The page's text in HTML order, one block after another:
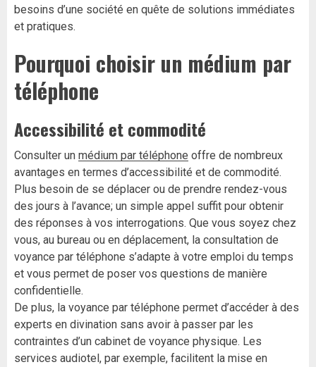
besoins d’une société en quête de solutions immédiates
et pratiques.
Pourquoi choisir un médium par
téléphone
Accessibilité et commodité
Consulter un médium par téléphone offre de nombreux
avantages en termes d’accessibilité et de commodité.
Plus besoin de se déplacer ou de prendre rendez-vous
des jours à l’avance; un simple appel suffit pour obtenir
des réponses à vos interrogations. Que vous soyez chez
vous, au bureau ou en déplacement, la consultation de
voyance par téléphone s’adapte à votre emploi du temps
et vous permet de poser vos questions de manière
confidentielle.
De plus, la voyance par téléphone permet d’accéder à des
experts en divination sans avoir à passer par les
contraintes d’un cabinet de voyance physique. Les
services audiotel, par exemple, facilitent la mise en